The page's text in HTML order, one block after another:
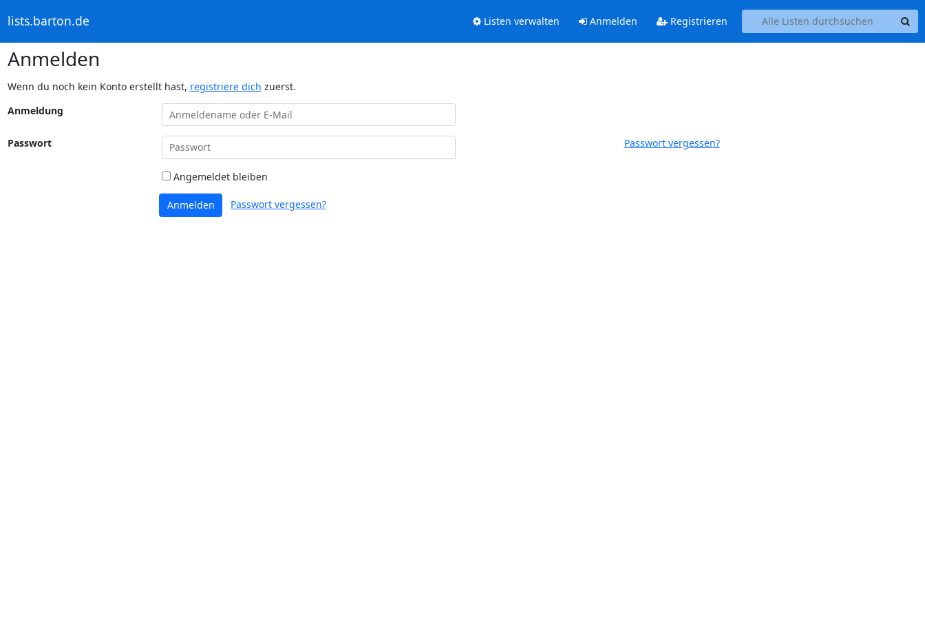
lists.barton.de Listen verwalten Anmelden Registrieren
Anmelden
Wenn du noch kein Konto erstellt hast, registriere dich zuerst.
Anmeldung
Passwort Passwort vergessen?
Angemeldet bleiben
Anmelden Passwort vergessen?